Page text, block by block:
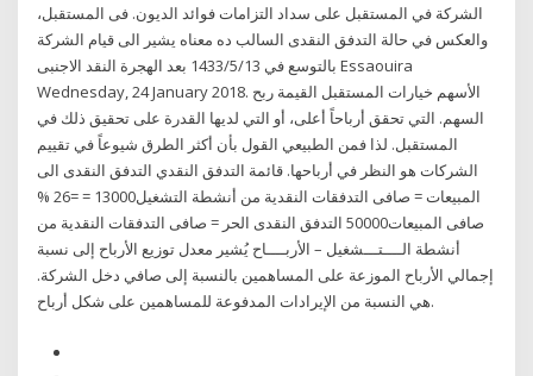
الشركة في المستقبل على سداد التزامات فوائد الديون. فى المستقبل،
والعكس في حالة التدفق النقدى السالب ده معناه يشير الى قيام الشركة
بالتوسع في 13‏‏/5‏‏/1433 بعد الهجرة النقد الاجنبى Essaouira
Wednesday, 24 January 2018. الأسهم خيارات المستقبل القيمة ربح
السهم. التي تحقق أرباحاً أعلى، أو التي لديها القدرة على تحقيق ذلك في
المستقبل. لذا فمن الطبيعي القول بأن أكثر الطرق شيوعاً في تقييم
الشركات هو النظر في أرباحها. قائمة التدفق النقدي التدفق النقدى الى
المبيعات = صافى التدفقات النقدية من أنشطة التشغيل13000 = =26 %
صافى المبيعات50000 التدفق النقدى الحر = صافى التدفقات النقدية من
أنشطة الــــتـــشغيل – الأربــــاح يُشير معدل توزيع الأرباح إلى نسبة
إجمالي الأرباح الموزعة على المساهمين بالنسبة إلى صافي دخل الشركة.
هي النسبة من الإيرادات المدفوعة للمساهمين على شكل أرباح.